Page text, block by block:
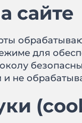
сайте
для
не